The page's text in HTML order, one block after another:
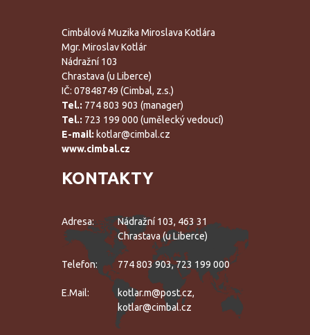
Cimbálová Muzika Miroslava Kotlára
Mgr. Miroslav Kotlár
Nádražní 103
Chrastava (u Liberce)
IČ: 07848749 (Cimbal, z.s.)
Tel.: 774 803 903 (manager)
Tel.: 723 199 000 (umělecký vedoucí)
E-mail: kotlar@cimbal.cz
www.cimbal.cz
KONTAKTY
Adresa:
Nádražní 103, 463 31
Chrastava (u Liberce)
Telefon: 774 803 903, 723 199 000
E.mail:
kotlar.m@post.cz,
kotlar@cimbal.cz